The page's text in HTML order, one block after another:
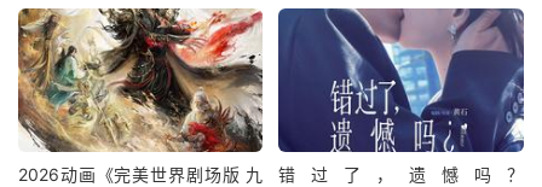
2026动画《完美世界剧场版 九
错过了，遗憾吗？